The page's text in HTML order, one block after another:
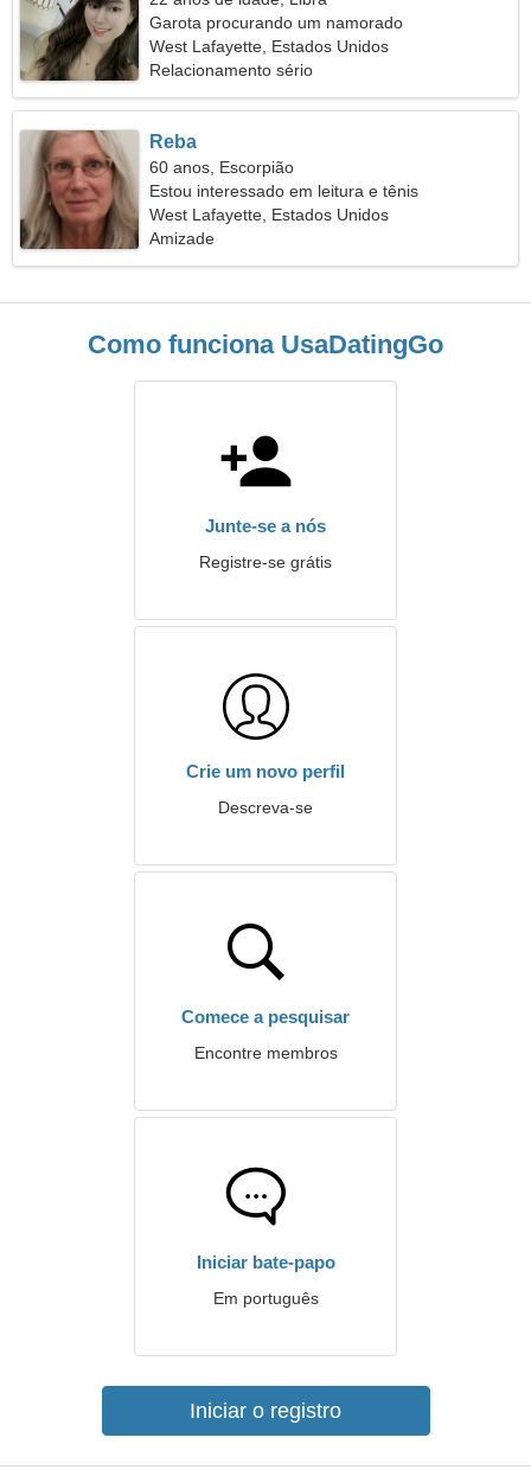
Garota procurando um namorado
West Lafayette, Estados Unidos
Relacionamento sério
Reba
60 anos, Escorpião
Estou interessado em leitura e tênis
West Lafayette, Estados Unidos
Amizade
Como funciona UsaDatingGo
Junte-se a nós
Registre-se grátis
Crie um novo perfil
Descreva-se
Comece a pesquisar
Encontre membros
Iniciar bate-papo
Em português
Iniciar o registro